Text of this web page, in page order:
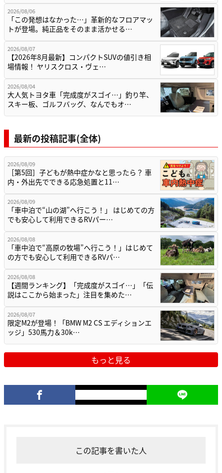
2026/08/06
「この発想はなかった…」革新的なフロアマッ
トが登場。純正品をそのまま活かせる…
2026/08/07
【2026年8月最新】コンパクトSUVの値引き相
場情報！ ヤリスクロス・ヴェ…
2026/08/04
大人気トヨタ車「完成度がスゴイ…」釣り竿、
スキー板、ゴルフバッグ、なんでもオ…
最新の投稿記事(全体)
2026/08/09
［第5回］子どもが熱中症かなと思ったら？ 車
内・外出先でできる応急処置と11…
2026/08/09
「車中泊で“山の湖”へ行こう！」 はじめての方
でも安心して利用できるRVパー…
2026/08/08
「車中泊で“高原の牧場”へ行こう！」はじめて
の方でも安心して利用できるRVパ…
2026/08/08
【週間ランキング】「完成度がスゴイ…」「伝
説はここから始まった」注目を集めた…
2026/08/07
限定M2が登場！「BMW M2 CS エディションエ
ッジ」530馬力＆30k…
もっと見る
この記事を書いた人